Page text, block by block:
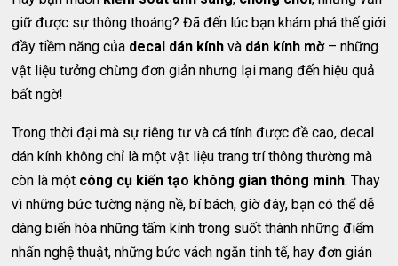
giữ được sự thông thoáng? Đã đến lúc bạn khám phá thế giới
đầy tiềm năng của decal dán kính và dán kính mờ– những
vật liệu tưởng chừng đơn giản nhưng lại mang đến hiệu quả
bất ngờ!
Trong thời đại mà sự riêng tư và cá tính được đề cao, decal
dán kính không chỉ là một vật liệu trang trí thông thường mà
còn là một công cụ kiến tạo không gian thông minh. Thay
vì những bức tường nặng nề, bí bách, giờ đây, bạn có thể dễ
dàng biến hóa những tấm kính trong suốt thành những điểm
nhấn nghệ thuật, những bức vách ngăn tinh tế, hay đơn giản